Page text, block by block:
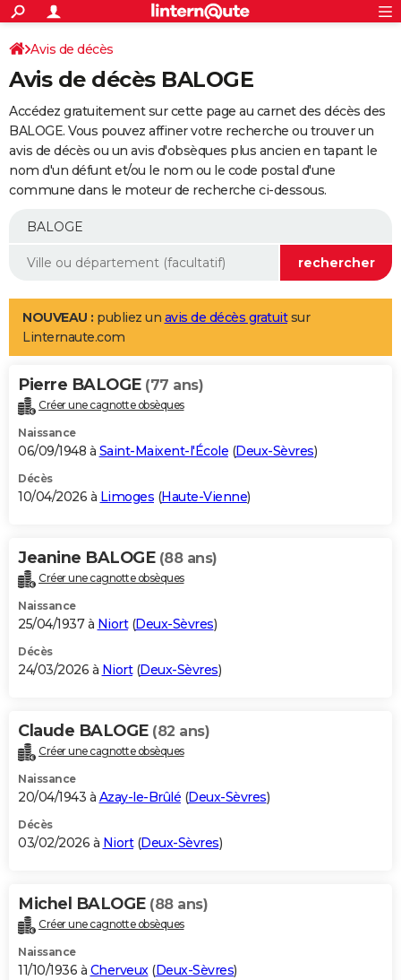
ACTUALITÉS
Politique
Société
Faits Divers
Education
Monde
Villes
+
SPORT
Coupe du monde 2026
Football
Tennis
Cyclisme
Rugby
Forum
Programme TV
TNT
Streaming
Cinéma
Sorties cinéma
Musique
+
FINANCE
Retraite
Epargne
Immobilier
Risques naturels par ville
Banque
Assurance
AUTO
Essais
Réserver un essai
Citadines
Berlines
SUV
Forum auto
+
Mobiles
Meilleur smartphone
Internet
Ordinateurs
Jeux vidéo
Guide high-tech
Aménagement intérieur
LIFESTYLE
Art de vivre
Bien-être
Loisirs
Mode
Modes de vie
Alimentation
Guide de la santé
Maladies
Médicaments
Sommeil
VOYAGE
Destinations
City break
Voyage nature
Voyage de noces
Forum
Climat
+PHOTO
GUIDES D'ACHAT
BONS PLANS
Carte de Noël
Carte Bonne année
Carte Saint-Valentin
Carte Pâques
Carte d'anniversaire
DICTIONNAIRE
Dictionnaire
Biographies
Citations
Expressions
Proverbes
PROGRAMME TV
S'inscrire
Se connecter
Lycées
Collèges
Primaires
Universités
Entreprises
Service militaire
Avis de recherche
AVIS DE DÉCÈS
Bricolage
Lifestyle
Culture
Sport
Auto
Television
Voyage
Cinema
Avis de décès
Avis de décès BALOGE
Accédez gratuitement sur cette page au carnet des décès des
BALOGE. Vous pouvez affiner votre recherche ou trouver un
avis de décès ou un avis d'obsèques plus ancien en tapant le
nom d'un défunt et/ou le nom ou le code postal d'une
commune dans le moteur de recherche ci-dessous.
NOUVEAU : publiez un avis de décès gratuitsur
Linternaute.com
Pierre BALOGE (77 ans)
Créer une cagnotte obsèques
Naissance
06/09/1948 à Saint-Maixent-l'École (Deux-Sèvres)
Décès
10/04/2026 à Limoges (Haute-Vienne)
Jeanine BALOGE (88 ans)
Créer une cagnotte obsèques
Naissance
25/04/1937 à Niort(Deux-Sèvres)
Décès
24/03/2026 à Niort(Deux-Sèvres)
Claude BALOGE (82 ans)
Créer une cagnotte obsèques
Naissance
20/04/1943 à Azay-le-Brûlé (Deux-Sèvres)
Décès
03/02/2026 à Niort(Deux-Sèvres)
Michel BALOGE (88 ans)
Créer une cagnotte obsèques
Naissance
11/10/1936 à Cherveux (Deux-Sèvres)